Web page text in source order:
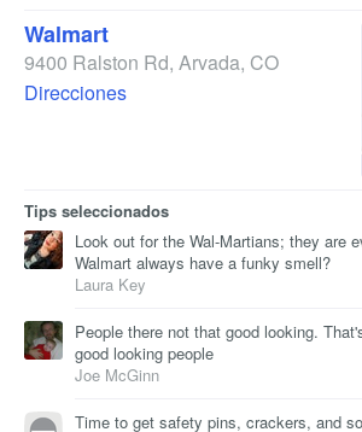
Walmart
9400 Ralston Rd, Arvada, CO
Direcciones
Tips seleccionados
Look out for the Wal-Martians; they are
Walmart always have a funky smell?
Laura Key
People there not that good looking.
good looking people
Joe McGinn
Time to get safety pins, crackers, and